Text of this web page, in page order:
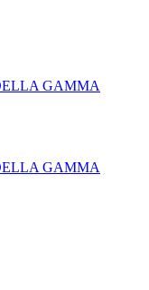
GAMMA
GAMMA